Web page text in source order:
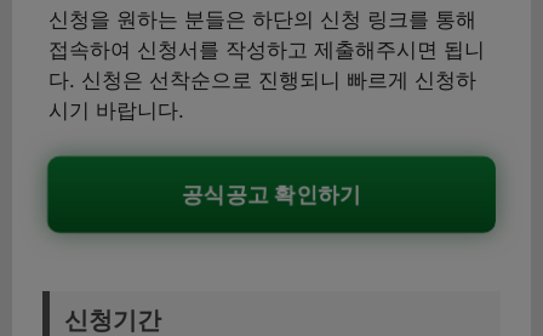
신청을 원하는 분들은 하단의 신청 링크를 통해
접속하여 신청서를 작성하고 제출해주시면 됩니
다. 신청은 선착순으로 진행되니 빠르게 신청하
시기 바랍니다.
공식공고 확인하기
신청기간